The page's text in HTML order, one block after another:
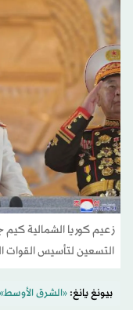
زعيم كوريا الشمالية
التسعين لتأسيس
بيونغ يانغ:«الشرق الأوسط»